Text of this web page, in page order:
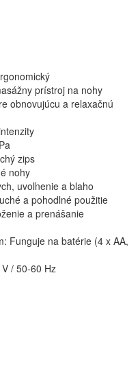
prístroj na nohy
obnovujúcu a relaxačnú
zips
nohy
uvoľnenie a blaho
a pohodlné použitie
a prenášanie
Funguje na batérie (4 x AA,
/ 50-60 Hz